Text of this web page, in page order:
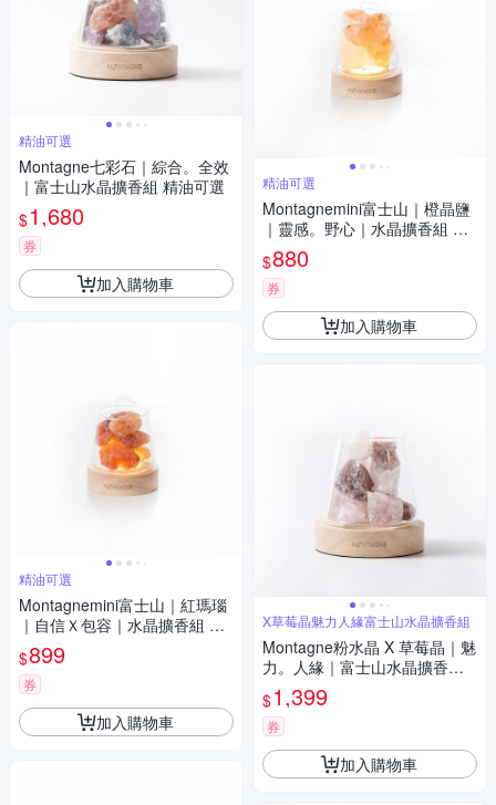
精油可選
Montagne七彩石｜綜合。全效
｜富士山水晶擴香組 精油可選
$1,680
券
加入購物車
精油可選
Montagnemini富士山｜紅瑪瑙
｜自信Ｘ包容｜水晶擴香組 精
油可選
$899
券
加入購物車
精油可選
Montagnemini富士山｜橙晶鹽
｜靈感。野心｜水晶擴香組 精
油可選
$880
券
加入購物車
X草莓晶魅力人緣富士山水晶擴香組
Montagne粉水晶 X 草莓晶｜魅
力。人緣｜富士山水晶擴香組
精油可選
$1,399
券
加入購物車